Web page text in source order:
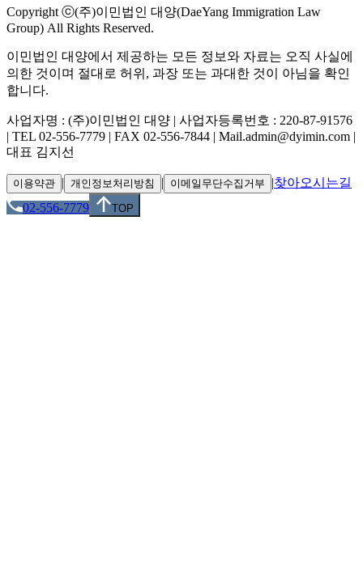
Copyright ⓒ(주)이민법인 대양(DaeYang Immigration Law
Group) All Rights Reserved.
이민법인 대양에서 제공하는 모든 정보와 자료는 오직 사실에
의한 것이며 절대로 허위, 과장 또는 과대한 것이 아님을 확인
합니다.
사업자명 : (주)이민법인 대양 | 사업자등록번호 : 220-87-91576
| TEL 02-556-7779 | FAX 02-556-7844 | Mail.admin@dyimin.com |
대표 김지선
이용약관 | 개인정보처리방침 | 이메일무단수집거부 |찾아오시는길
02-556-7779
TOP